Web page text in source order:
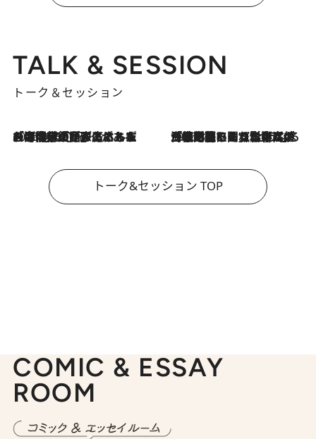
TALK & SESSION
トーク＆セッション
2026.8.3
「今後値上げがあるとすれば…」「リスクがあるのは今年の冬」エネルギー専門家が語る、ホルムズ海峡封鎖が家庭にもたらす“ある心配” 2026.8.3
「住宅建てられない…」「サーチャージ料の高値が続いている」ホルムズ海峡封鎖による影響はいつまで続く？《エネルギー専門家に聞く“どうなる日本の暮らし”》
トーク&セッション TOP
COMIC & ESSAY
ROOM